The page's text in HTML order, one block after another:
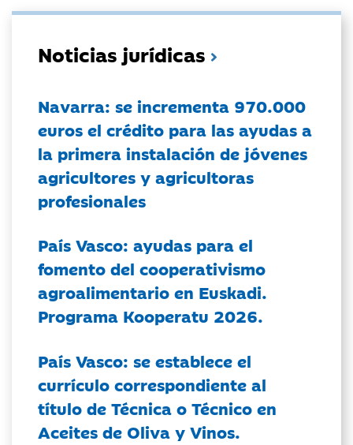
Noticias jurídicas
Navarra: se incrementa 970.000
euros el crédito para las ayudas a
la primera instalación de jóvenes
agricultores y agricultoras
profesionales
País Vasco: ayudas para el
fomento del cooperativismo
agroalimentario en Euskadi.
Programa Kooperatu 2026.
País Vasco: se establece el
currículo correspondiente al
título de Técnica o Técnico en
Aceites de Oliva y Vinos.